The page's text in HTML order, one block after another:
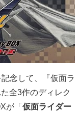
念して、『仮面ラ
全3作のディレク
が「 仮面ライダー